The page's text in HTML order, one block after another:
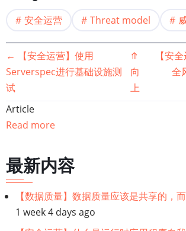
安全运营 Threat model
书
籍
遍
链
接：
【安
←
【安全运营】使用
Serverspec进行基础设施测
试
⤊
向
上
【安
全
Article
Read more
最新内容
【数据质量】数据质量应该是共享的，
1 week 4 days ago